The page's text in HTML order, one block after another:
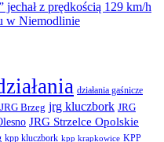
jechał z prędkością 129 km/h
w Niemodlinie
działania gaśnicze
JRG Brzeg jrg kluczbork JRG
JRG Strzelce Opolskie
kpp kluczbork kpp krapkowice KPP